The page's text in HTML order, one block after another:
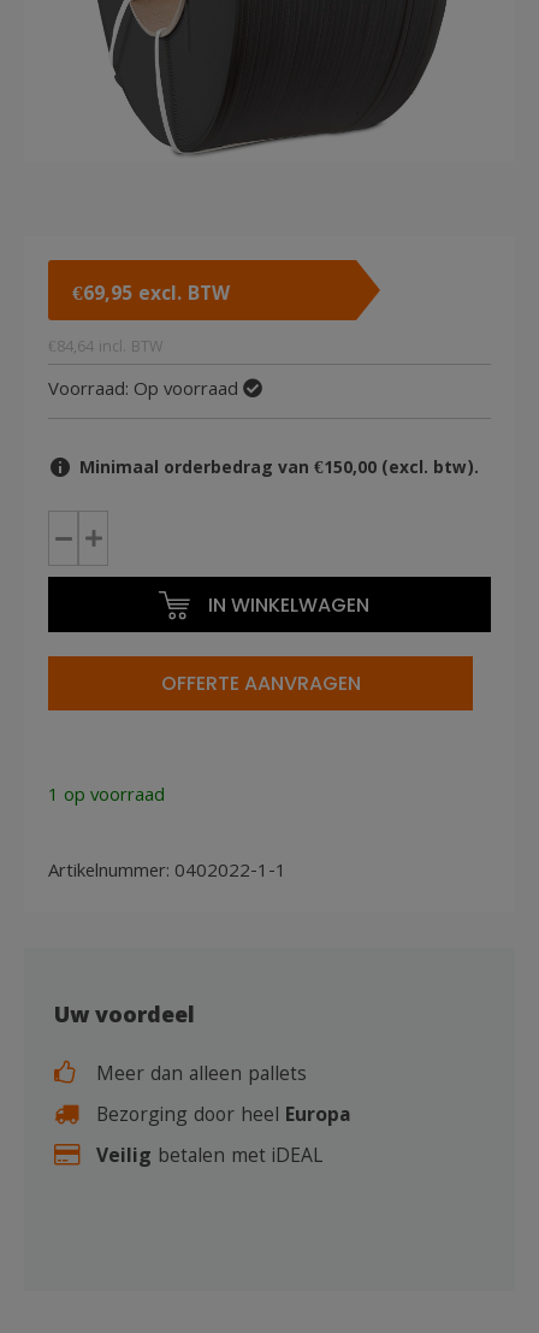
€69,95 excl. BTW
€ 84,64 incl. BTW
Voorraad: Op voorraad
Minimaal orderbedrag van €150,00 (excl. btw).
Omsnoeringsband
12mm
textiel
2700m
in
410AS
IN WINKELWAGEN
OFFERTE AANVRAGEN
1 op voorraad
Artikelnummer: 0402022-1-1
Uw voordeel
Meer dan alleen pallets
Bezorging door heel Europa
Veilig betalen met iDEAL